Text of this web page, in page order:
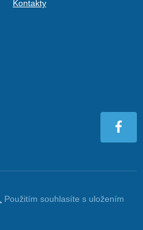
Kontakty
Použitím souhlasíte s uložením